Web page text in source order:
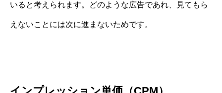
いると考えられます。どのような広告であれ、見てもら
えないことには次に進まないためです。